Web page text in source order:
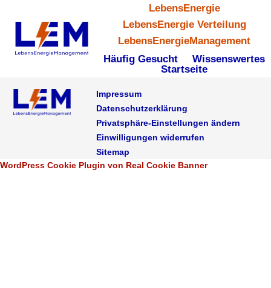
LebensEnergie
LebensEnergie Verteilung
LebensEnergieManagement
Häufig Gesucht
Wissenswertes
Startseite
Impressum
Datenschutzerklärung
Privatsphäre-Einstellungen ändern
Einwilligungen widerrufen
Sitemap
WordPress Cookie Plugin von Real Cookie Banner